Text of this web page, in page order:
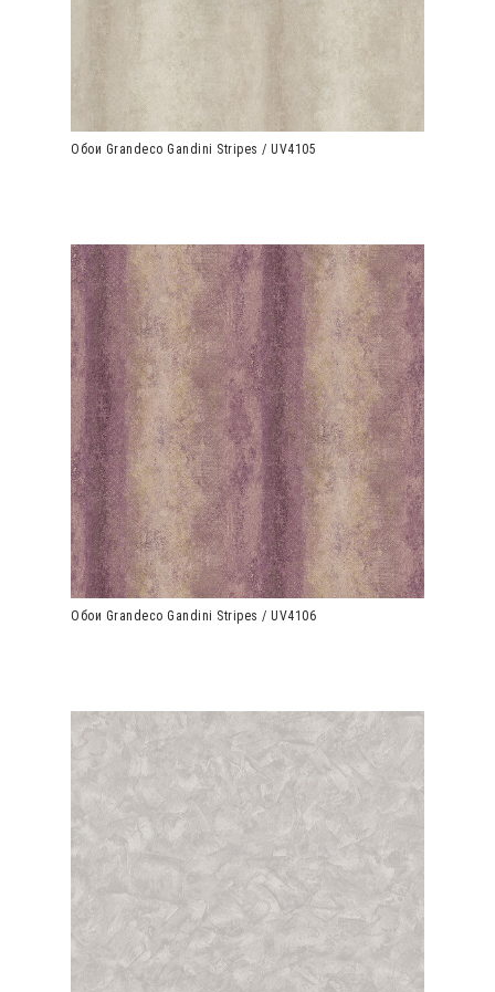
Обои Grandeco Gandini Stripes / UV4105
Обои Grandeco Gandini Stripes / UV4106